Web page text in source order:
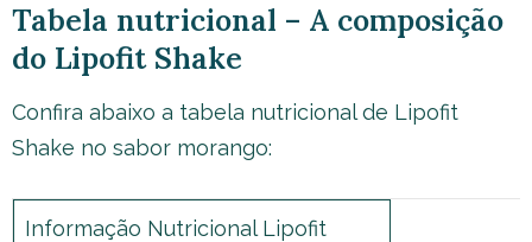
Tabela nutricional – A composição
do Lipofit Shake
Confira abaixo a tabela nutricional de Lipofit
Shake no sabor morango:
Informação Nutricional Lipofit